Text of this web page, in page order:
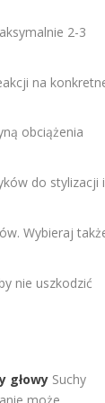
2-3
na
obciążenia
do stylizacji i
Wybieraj
nie uszkodzić
głowy Suchy
może